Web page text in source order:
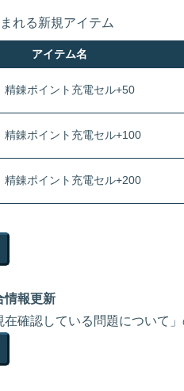
れる新規アイテム
アイテム名
精錬ポイント充電セル+50
精錬ポイント充電セル+100
精錬ポイント充電セル+200
情報更新
在確認している問題について